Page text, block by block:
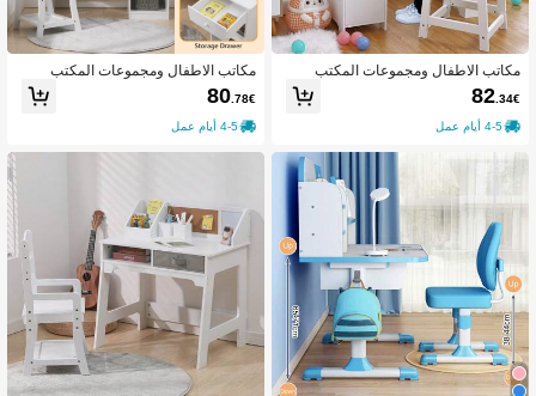
مكاتب الاطفال ومجموعات المكتب
82.34€
4-5 أيام عمل
مكاتب الاطفال ومجموعات المكتب
80.78€
4-5 أيام عمل